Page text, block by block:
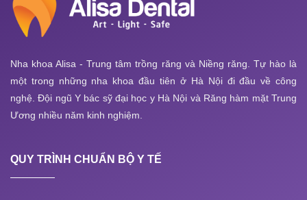
Nha khoa Alisa - Trung tâm trồng răng và Niềng răng. Tự hào là
một trong những nha khoa đầu tiên ở Hà Nội đi đầu về công
nghệ. Đội ngũ Y bác sỹ đại học y Hà Nội và Răng hàm mặt Trung
Ương nhiều năm kinh nghiệm.
QUY TRÌNH CHUẨN BỘ Y TẾ